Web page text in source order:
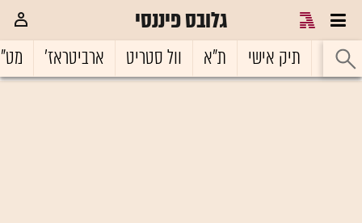
גלובס פיננסי
ראשי תיק אישי ת"א וול סטריט ארביטראז'